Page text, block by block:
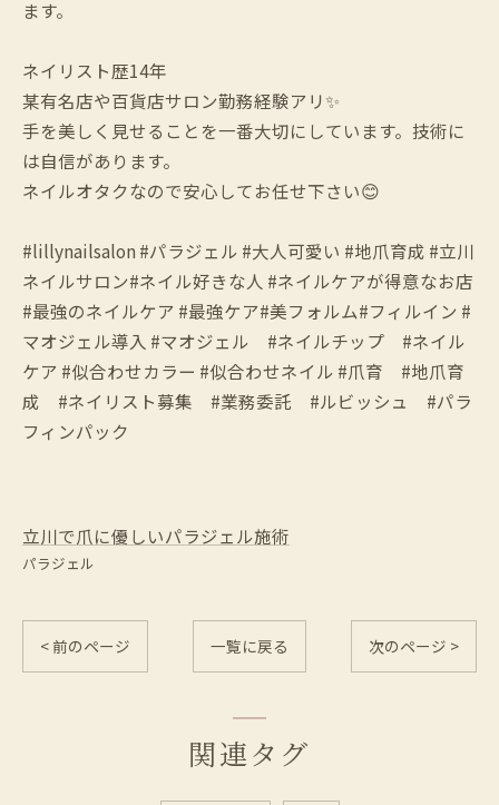
ます。
ネイリスト歴14年
某有名店や百貨店サロン勤務経験アリ✨
手を美しく見せることを一番大切にしています。技術に
は自信があります。
ネイルオタクなので安心してお任せ下さい😊
#lillynailsalon #パラジェル #大人可愛い #地爪育成 #立川
ネイルサロン#ネイル好きな人 #ネイルケアが得意なお店
#最強のネイルケア #最強ケア#美フォルム#フィルイン #
マオジェル導入 #マオジェル #ネイルチップ #ネイル
ケア #似合わせカラー #似合わせネイル #爪育 #地爪育
成 #ネイリスト募集 #業務委託 #ルビッシュ #パラ
フィンパック
立川で爪に優しいパラジェル施術
パラジェル
< 前のページ 一覧に戻る 次のページ >
関連タグ